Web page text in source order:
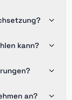
kann?
an?